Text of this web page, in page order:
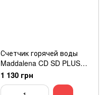
Счетчик горячей воды
Maddalena CD SD PLUS
DN20
1 130 грн